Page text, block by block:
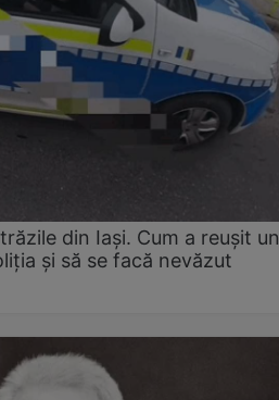
din Iași. Cum a reușit un
și să se facă nevăzut